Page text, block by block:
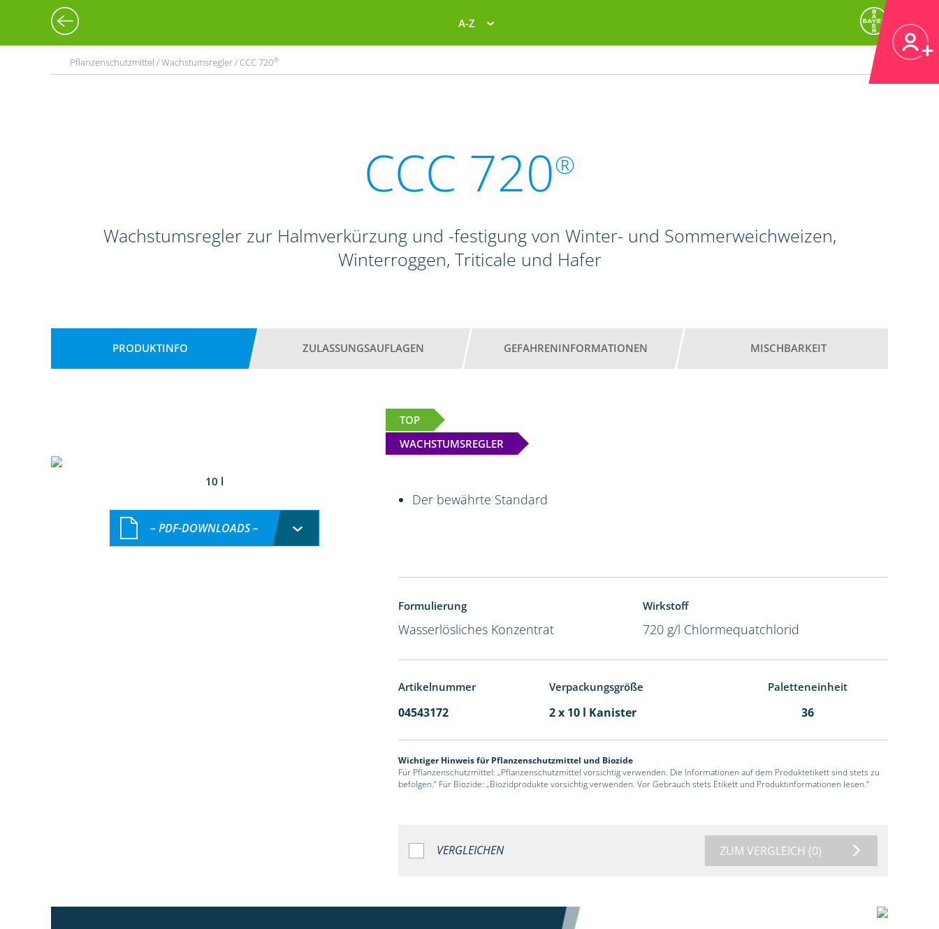
A-Z
Pflanzenschutzmittel / Wachstumsregler / CCC 720®
CCC 720®
Wachstumsregler zur Halmverkürzung und -festigung von Winter- und Sommerweichweizen,
Winterroggen, Triticale und Hafer
PRODUKTINFO ZULASSUNGSAUFLAGEN GEFAHRENINFORMATIONEN MISCHBARKEIT
TOP
WACHSTUMSREGLER
10 l
– PDF-DOWNLOADS –
Der bewährte Standard
Formulierung
Wasserlösliches Konzentrat
Wirkstoff
720 g/l Chlormequatchlorid
Artikelnummer Verpackungsgröße Paletteneinheit
04543172 2 x 10 l Kanister 36
Wichtiger Hinweis für Pflanzenschutzmittel und Biozide
Für Pflanzenschutzmittel: „Pflanzenschutzmittel vorsichtig verwenden. Die Informationen auf dem Produktetikett sind stets zu
befolgen.“ Für Biozide: „Biozidprodukte vorsichtig verwenden. Vor Gebrauch stets Etikett und Produktinformationen lesen.“
VERGLEICHEN ZUM VERGLEICH (0)